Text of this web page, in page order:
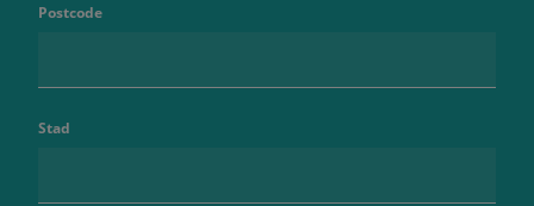
Postcode
Stad